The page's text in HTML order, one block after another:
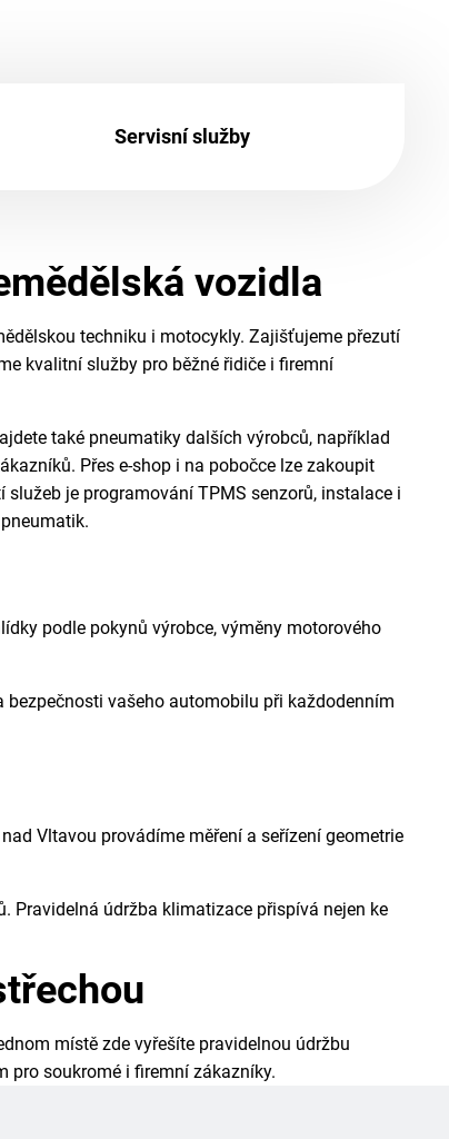
Servisní služby
vozidla
techniku i motocykly. Zajišťujeme přezutí
kvalitní služby pro běžné řidiče i firemní
také pneumatiky dalších výrobců, například
Přes e-shop i na pobočce lze zakoupit
je programování TPMS senzorů, instalace i
podle pokynů výrobce, výměny motorového
vašeho automobilu při každodenním
Vltavou provádíme měření a seřízení geometrie
Pravidelná údržba klimatizace přispívá nejen ke
místě zde vyřešíte pravidelnou údržbu
pro soukromé i firemní zákazníky.